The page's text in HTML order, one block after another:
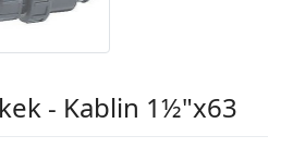
- Kablin 1½"x63